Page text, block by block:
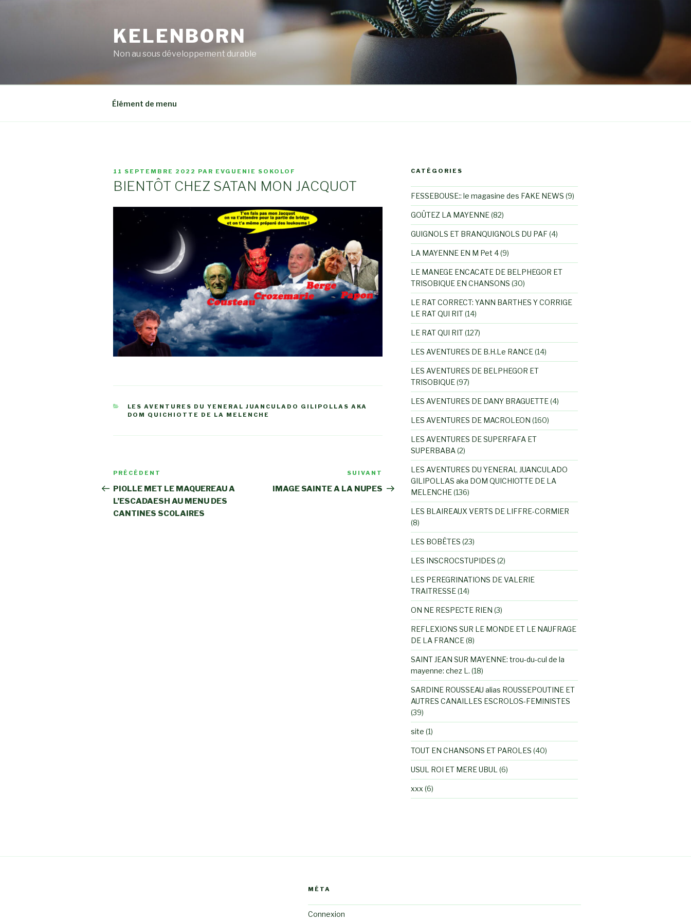
KELENBORN
Non au sous développement durable
Élément de menu
PUBLIÉ
11 SEPTEMBRE 2022 PAR EVGUENIE SOKOLOF
BIENTÔT CHEZ SATAN MON JACQUOT
CATÉGORIES
LES AVENTURES DU YENERAL JUANCULADO GILIPOLLAS AKA
DOM QUICHIOTTE DE LA MELENCHE
Navigation
de
l’article
Article
précédent
PRÉCÉDENT
PIOLLE MET LE MAQUEREAU A
L’ESCADAESH AU MENU DES
CANTINES SCOLAIRES
Article
suivant
SUIVANT
IMAGE SAINTE A LA NUPES
CATÉGORIES
FESSEBOUSE:: le magasine des FAKE NEWS (9)
GOÛTEZ LA MAYENNE(82)
GUIGNOLS ET BRANQUIGNOLS DU PAF(4)
LA MAYENNE EN M Pet 4(9)
LE MANEGE ENCACATE DE BELPHEGOR ET
TRISOBIQUE EN CHANSONS (30)
LE RAT CORRECT: YANN BARTHES Y CORRIGE
LE RAT QUI RIT(14)
LE RAT QUI RIT(127)
LES AVENTURES DE B.H.Le RANCE(14)
LES AVENTURES DE BELPHEGOR ET
TRISOBIQUE(97)
LES AVENTURES DE DANY BRAGUETTE(4)
LES AVENTURES DE MACROLEON (160)
LES AVENTURES DE SUPERFAFA ET
SUPERBABA(2)
LES AVENTURES DU YENERAL JUANCULADO
GILIPOLLAS aka DOM QUICHIOTTE DE LA
MELENCHE(136)
LES BLAIREAUX VERTS DE LIFFRE-CORMIER
(8)
LES BOBÊTES (23)
LES INSCROCSTUPIDES (2)
LES PEREGRINATIONS DE VALERIE
TRAITRESSE(14)
ON NE RESPECTE RIEN (3)
REFLEXIONS SUR LE MONDE ET LE NAUFRAGE
DE LA FRANCE(8)
SAINT JEAN SUR MAYENNE: trou-du-cul de la
mayenne: chez L. (18)
SARDINE ROUSSEAU alias ROUSSEPOUTINE ET
AUTRES CANAILLES ESCROLOS-FEMINISTES
(39)
site (1)
TOUT EN CHANSONS ET PAROLES (40)
USUL ROI ET MERE UBUL (6)
xxx (6)
MÉTA
Connexion